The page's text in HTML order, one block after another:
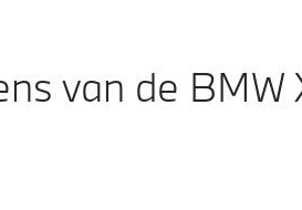
van de BMW